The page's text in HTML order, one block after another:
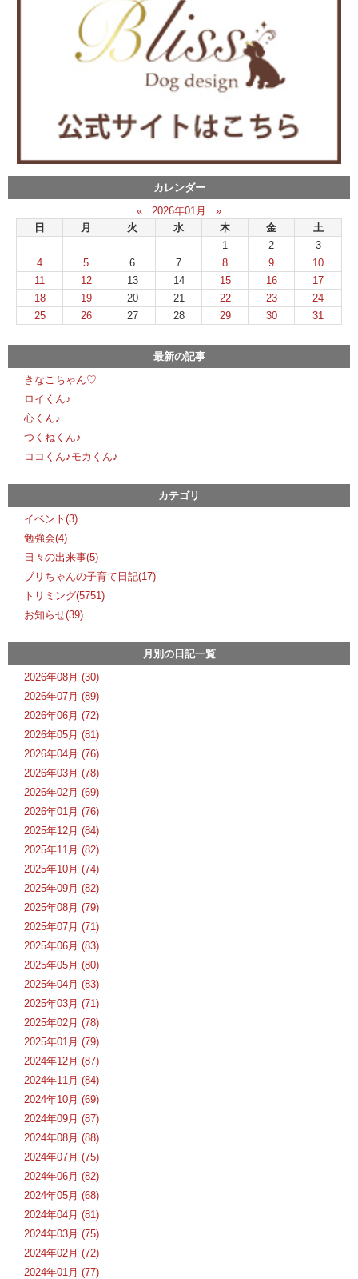
カレンダー
«
2026年01月
»
日
月 火 水 木 金
土
1
2
3
4
5 6 7 8 9
10
11
12 13 14 15 16
17
18
19 20 21 22 23
24
25
26 27 28 29 30 31
最新の記事
きなこちゃん♡
ロイくん♪
心くん♪
つくねくん♪
ココくん♪モカくん♪
カテゴリ
イベント(3)
勉強会(4)
日々の出来事(5)
ブリちゃんの子育て日記(17)
トリミング(5751)
お知らせ(39)
月別の日記一覧
2026年08月 (30)
2026年07月 (89)
2026年06月 (72)
2026年05月 (81)
2026年04月 (76)
2026年03月 (78)
2026年02月 (69)
2026年01月 (76)
2025年12月 (84)
2025年11月 (82)
2025年10月 (74)
2025年09月 (82)
2025年08月 (79)
2025年07月 (71)
2025年06月 (83)
2025年05月 (80)
2025年04月 (83)
2025年03月 (71)
2025年02月 (78)
2025年01月 (79)
2024年12月 (87)
2024年11月 (84)
2024年10月 (69)
2024年09月 (87)
2024年08月 (88)
2024年07月 (75)
2024年06月 (82)
2024年05月 (68)
2024年04月 (81)
2024年03月 (75)
2024年02月 (72)
2024年01月 (77)